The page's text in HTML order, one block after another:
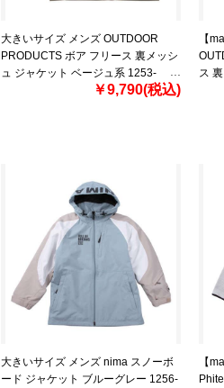
大きいサイズ メンズ OUTDOOR
PRODUCTS ボア フリース 裏メッシ
ュ ジャケット ベージュ系 1253-
4304-1 3L 4L 5L 6L 7L 8L￥9,790(税込)
【
ス
系
大きいサイズ メンズ nima スノーボ
ード ジャケット ブルーグレー 1256-
【